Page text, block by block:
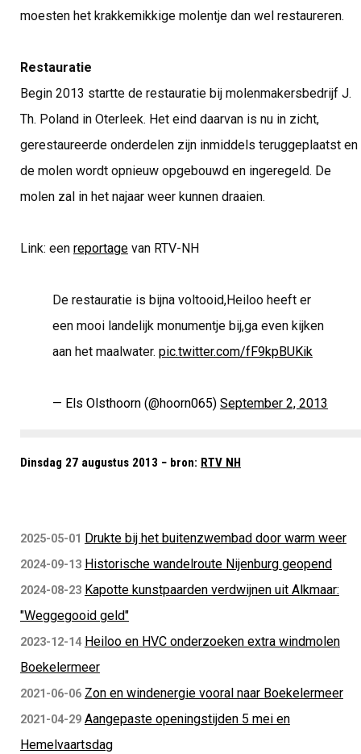
moesten het krakkemikkige molentje dan wel restaureren.
Restauratie
Begin 2013 startte de restauratie bij molenmakersbedrijf J.
Th. Poland in Oterleek. Het eind daarvan is nu in zicht,
gerestaureerde onderdelen zijn inmiddels teruggeplaatst en
de molen wordt opnieuw opgebouwd en ingeregeld. De
molen zal in het najaar weer kunnen draaien.
Link: een reportagevan RTV-NH
De restauratie is bijna voltooid,Heiloo heeft er
een mooi landelijk monumentje bij,ga even kijken
aan het maalwater. pic.twitter.com/fF9kpBUKik
— Els Olsthoorn (@hoorn065) September 2, 2013
Dinsdag 27 augustus 2013 − bron: RTV NH
2025-05-01 Drukte bij het buitenzwembad door warm weer
2024-09-13 Historische wandelroute Nijenburg geopend
2024-08-23 Kapotte kunstpaarden verdwijnen uit Alkmaar:
"Weggegooid geld"
2023-12-14 Heiloo en HVC onderzoeken extra windmolen
Boekelermeer
2021-06-06 Zon en windenergie vooral naar Boekelermeer
2021-04-29 Aangepaste openingstijden 5 mei en
Hemelvaartsdag